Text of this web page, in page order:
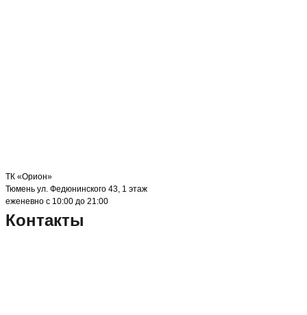
ТК «Орион»
Тюмень ул. Федюнинского 43, 1 этаж
еженевно с 10:00 до 21:00
Контакты